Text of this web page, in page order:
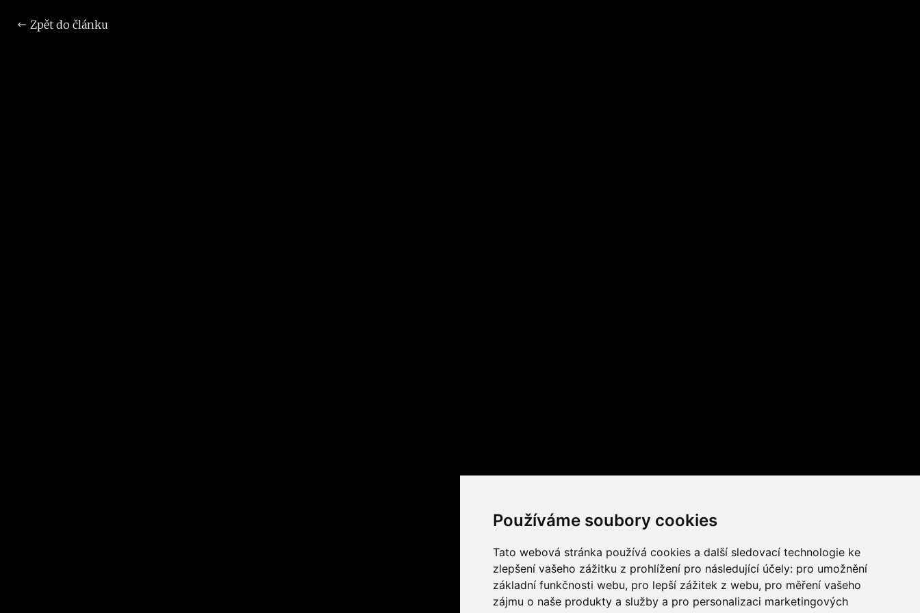
Používáme soubory cookies
Tato webová stránka používá cookies a další sledovací technologie ke
zlepšení vašeho zážitku z prohlížení pro následující účely: pro umožnění
základní funkčnosti webu, pro lepší zážitek z webu, pro měření vašeho
zájmu o naše produkty a služby a pro personalizaci marketingových
Zpět do článku